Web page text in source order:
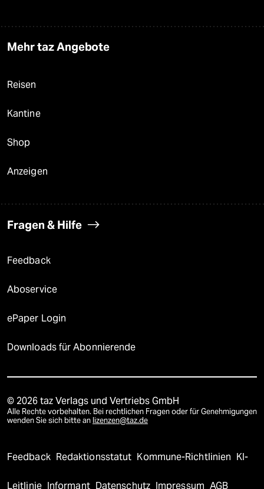
Mehr taz Angebote
Reisen
Kantine
Shop
Anzeigen
Fragen & Hilfe
Feedback
Aboservice
ePaper Login
Downloads für Abonnierende
© 2026 taz Verlags und Vertriebs GmbH
Alle Rechte vorbehalten. Bei rechtlichen Fragen oder für Genehmigungen
wenden Sie sich bitte an lizenzen@taz.de
Feedback Redaktionsstatut Kommune-Richtlinien KI-
Leitlinie Informant Datenschutz Impressum AGB